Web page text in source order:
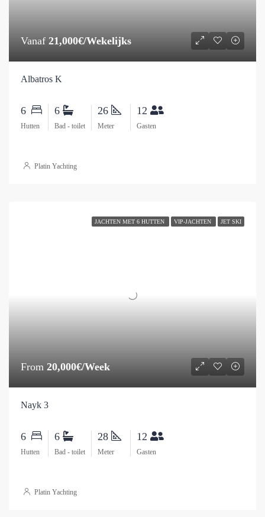
Vanaf 21,000€/Wekelijks
Albatros K
6
Hutten
6
Bad - toilet
26
Meter
12
Gasten
Platin Yachting
JACHTEN MET 6 HUTTEN VIP-JACHTEN JET SKI
From 20,000€/Week
Nayk 3
6
Hutten
6
Bad - toilet
28
Meter
12
Gasten
Platin Yachting